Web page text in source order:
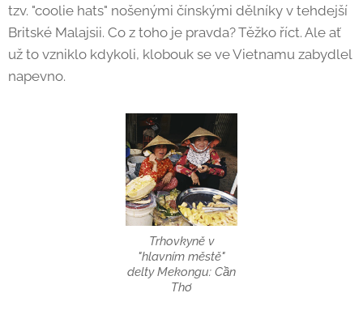
tzv. "coolie hats" nošenými čínskými dělníky v tehdejší
Britské Malajsii. Co z toho je pravda? Těžko říct. Ale ať
už to vzniklo kdykoli, klobouk se ve Vietnamu zabydlel
napevno.
Trhovkyně v
"hlavním městě"
delty Mekongu: Cần
Thơ